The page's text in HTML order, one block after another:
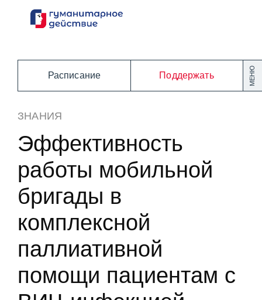
Перейти
МЕНЮ
Расписание Поддержать
ЗНАНИЯ
Эффективность
работы мобильной
бригады в
комплексной
паллиативной
помощи пациентам с